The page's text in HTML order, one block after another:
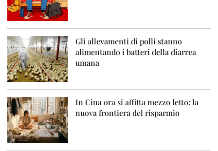
Gli allevamenti di polli stanno
alimentando i batteri della diarrea
umana
In Cina ora si affitta mezzo letto: la
nuova frontiera del risparmio